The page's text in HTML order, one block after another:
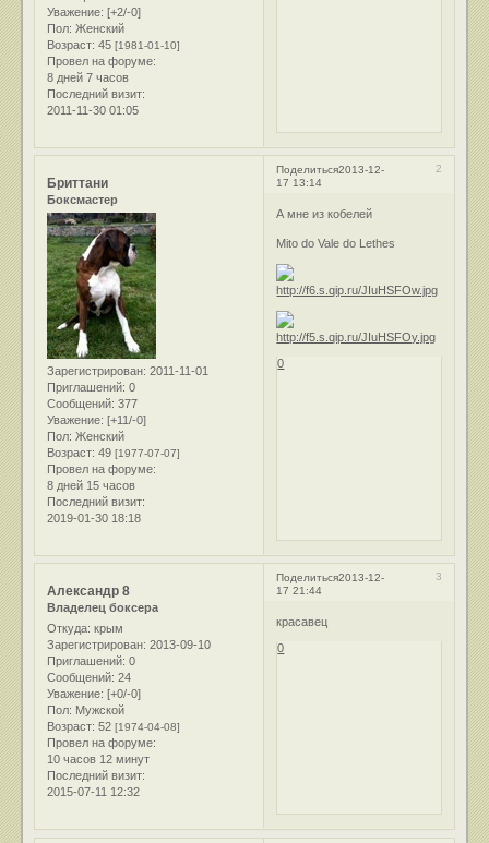
Уважение: [+2/-0]
Пол: Женский
Возраст: 45[1981-01-10]
Провел на форуме:
8 дней 7 часов
Последний визит:
2011-11-30 01:05
Поделиться 2
2013-12-
17 13:14
Бриттани
Боксмастер
Зарегистрирован: 2011-11-01
Приглашений: 0
Сообщений: 377
Уважение: [+11/-0]
Пол: Женский
Возраст: 49[1977-07-07]
Провел на форуме:
8 дней 15 часов
Последний визит:
2019-01-30 18:18
А мне из кобелей
Mito do Vale do Lethes
0
Поделиться 3
2013-12-
17 21:44
Александр 8
Владелец боксера
Откуда: крым
Зарегистрирован: 2013-09-10
Приглашений: 0
Сообщений: 24
Уважение: [+0/-0]
Пол: Мужской
Возраст: 52[1974-04-08]
Провел на форуме:
10 часов 12 минут
Последний визит:
2015-07-11 12:32
красавец
0